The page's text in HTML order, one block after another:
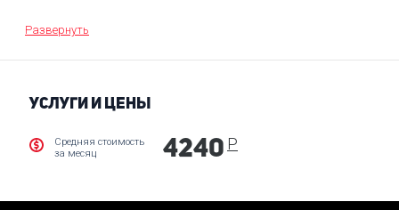
Развернуть
УСЛУГИ И ЦЕНЫ
Средняя стоимость
за месяц
4240 Р